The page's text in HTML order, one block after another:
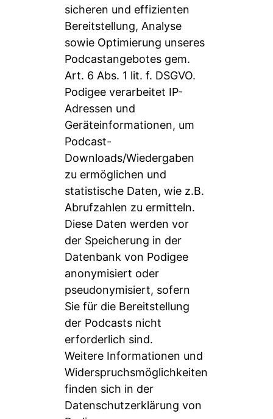
sicheren und effizienten
Bereitstellung, Analyse
sowie Optimierung unseres
Podcastangebotes gem.
Art. 6 Abs. 1 lit. f. DSGVO.
Podigee verarbeitet IP-
Adressen und
Geräteinformationen, um
Podcast-
Downloads/Wiedergaben
zu ermöglichen und
statistische Daten, wie z.B.
Abrufzahlen zu ermitteln.
Diese Daten werden vor
der Speicherung in der
Datenbank von Podigee
anonymisiert oder
pseudonymisiert, sofern
Sie für die Bereitstellung
der Podcasts nicht
erforderlich sind.
Weitere Informationen und
Widerspruchsmöglichkeiten
finden sich in der
Datenschutzerklärung von